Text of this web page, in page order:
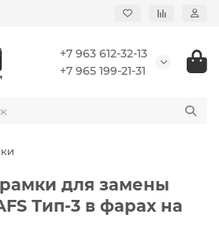
+7 963 612-32-13
+7 965 199-21-31
для замены
Тип-3 в фарах на